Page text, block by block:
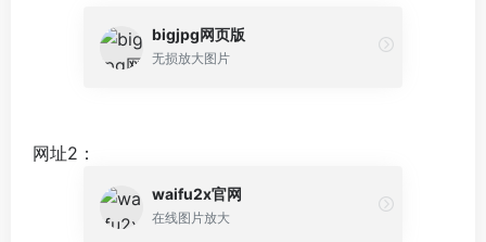
bigjpg网页版
无损放大图片
网址2：
waifu2x官网
在线图片放大